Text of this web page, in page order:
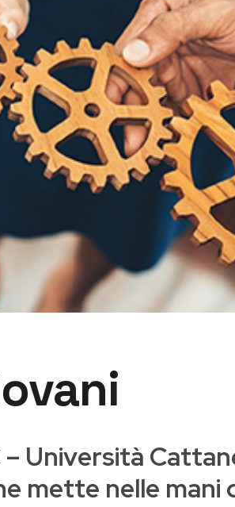
Università
mette nelle mani